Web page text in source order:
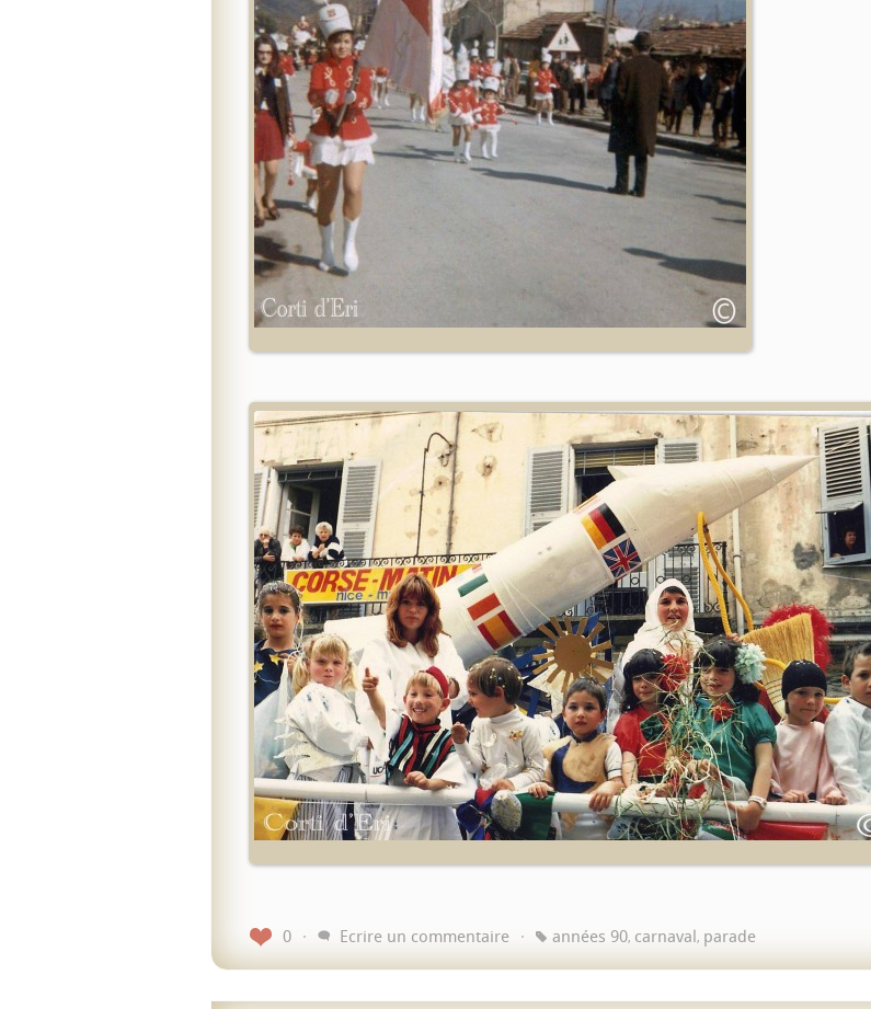
0 Ecrire un commentaire années 90, carnaval, parade